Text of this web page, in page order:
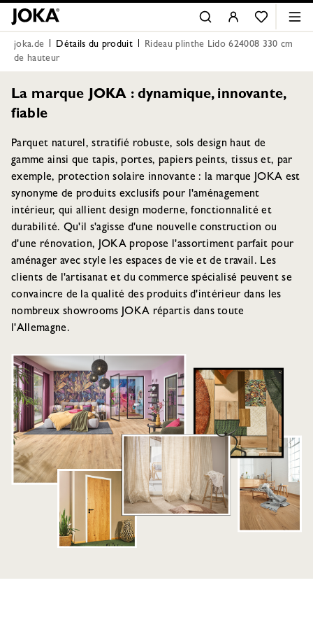
joka.de Détails du produit
Rideau plinthe Lido 624008 330 cm
de hauteur
La marque JOKA : dynamique, innovante,
fiable
Parquet naturel, stratifié robuste, sols design haut de
gamme ainsi que tapis, portes, papiers peints, tissus et, par
exemple, protection solaire innovante : la marque JOKA est
synonyme de produits exclusifs pour l'aménagement
intérieur, qui allient design moderne, fonctionnalité et
durabilité. Qu'il s'agisse d'une nouvelle construction ou
d'une rénovation, JOKA propose l'assortiment parfait pour
aménager avec style les espaces de vie et de travail. Les
clients de l'artisanat et du commerce spécialisé peuvent se
convaincre de la qualité des produits d'intérieur dans les
nombreux showrooms JOKA répartis dans toute
l'Allemagne.